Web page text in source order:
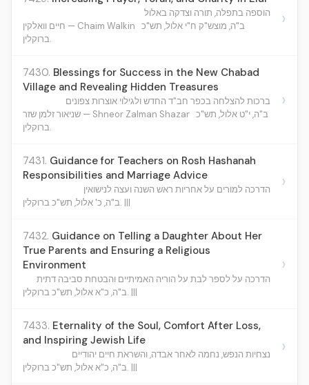
הוספה בתפלה, תורה וצדקה באלול
חיים וואלקין — Chaim Walkin ב"ה, מוצש"ק ח"י אלול, תש"כ
ברוקלין.
›
7430. Blessings for Success in the New Chabad
Village and Revealing Hidden Treasures
ברכות להצלחה בכפר חב"ד החדש ולגילוי אוצרות צפונים
שניאור זלמן שזר — Shneor Zalman Shazar ב"ה, י"ט אלול, תש"כ
ברוקלין.
›
7431. Guidance for Teachers on Rosh Hashanah
Responsibilities and Marriage Advice
הדרכה למורים על אחריות ראש השנה ועצה לנישואין
ב"ה, כ' אלול, תש"כ ברוקלין. |||
›
7432. Guidance on Telling a Daughter About Her
True Parents and Ensuring a Religious
Environment
הדרכה על לספר לבת על הוריה האמיתיים והבטחת סביבה דתית
ב"ה, כ"א אלול, תש"כ ברוקלין. |||
›
7433. Eternality of the Soul, Comfort After Loss,
and Inspiring Jewish Life
נצחיות הנפש, נחמה לאחר אבדה, והשראת חיים יהודיים
ב"ה, כ"א אלול, תש"כ ברוקלין. |||
›